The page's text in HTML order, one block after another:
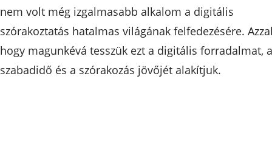
nem volt még izgalmasabb alkalom a digitális
szórakoztatás hatalmas világának felfedezésére.
hogy magunkévá tesszük ezt a digitális forradalmat, a
szabadidő és a szórakozás jövőjét alakítjuk.